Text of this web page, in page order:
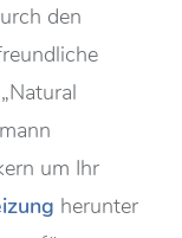
den
um Ihr
herunter